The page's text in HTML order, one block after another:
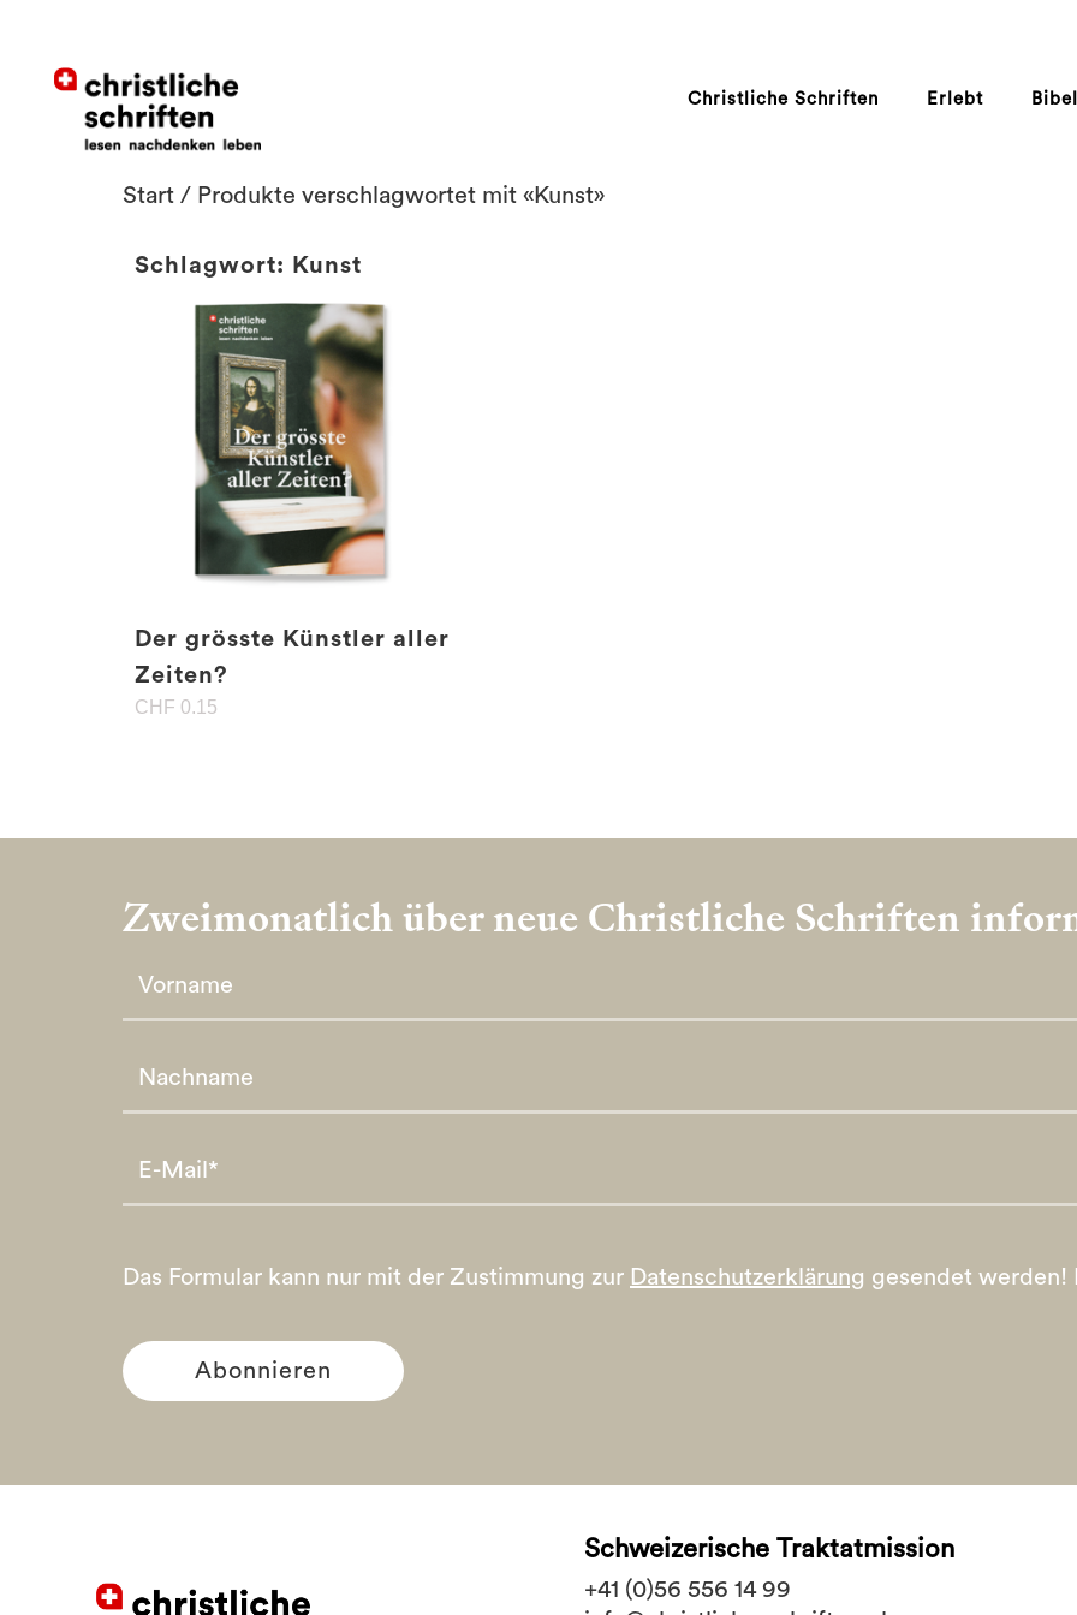
Christliche Schriften Erlebt
Start / Produkte verschlagwortet mit «Kunst»
Schlagwort: Kunst
Der grösste Künstler aller
Zeiten?
CHF 0.15
Zweimonatlich über neue Christliche Schriften
Das Formular kann nur mit der Zustimmung zur Datenschutzerklärung gesendet werden!
Schweizerische Traktatmission
+41 (0)56 556 14 99